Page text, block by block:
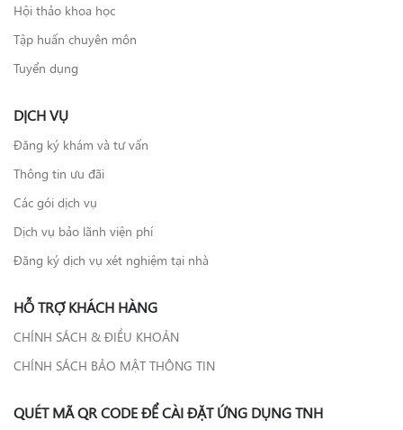
Hội thảo khoa học
Tập huấn chuyên môn
Tuyển dụng
DỊCH VỤ
Đăng ký khám và tư vấn
Thông tin ưu đãi
Các gói dịch vụ
Dịch vụ bảo lãnh viện phí
Đăng ký dịch vụ xét nghiệm tại nhà
HỖ TRỢ KHÁCH HÀNG
CHÍNH SÁCH & ĐIỀU KHOẢN
CHÍNH SÁCH BẢO MẬT THÔNG TIN
QUÉT MÃ QR CODE ĐỂ CÀI ĐẶT ỨNG DỤNG TNH